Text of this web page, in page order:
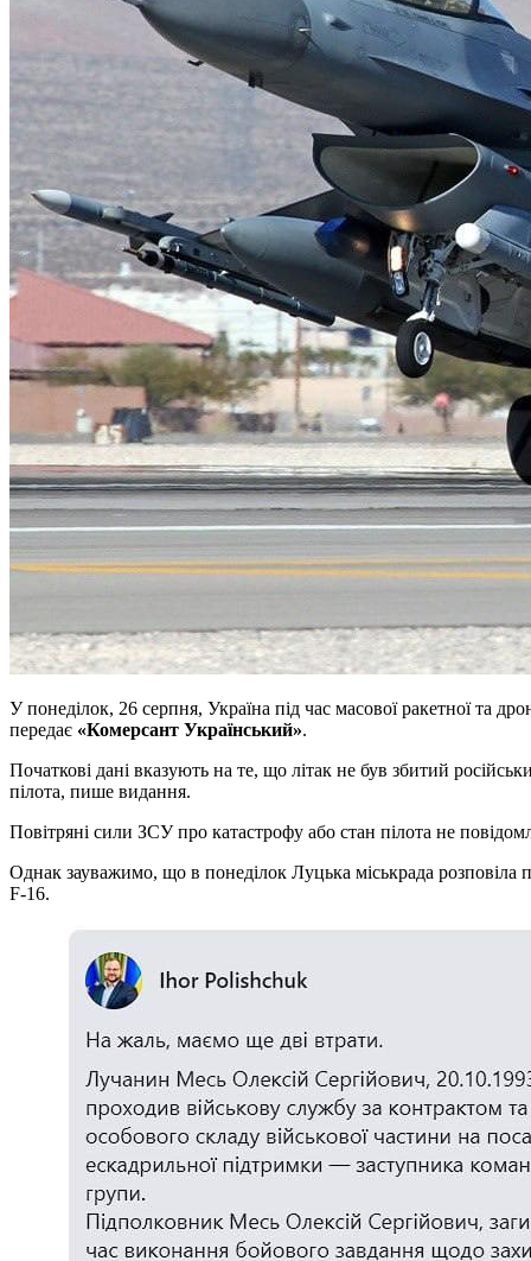
У понеділок, 26 серпня, Україна під час масової ракетної та
передає «Комерсант Український».
Початкові дані вказують на те, що літак не був збитий
пілота, пише видання.
Повітряні сили ЗСУ про катастрофу або стан пілота не
Однак зауважимо, що в понеділок Луцька міськрада розповіла
F-16.